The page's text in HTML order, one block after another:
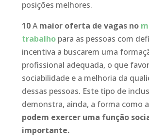
posições melhores.
10Amaior oferta de vagas no
trabalhopara as pessoas com
incentiva a buscarem uma
profissional adequada, o que
sociabilidade e a melhoria da
dessas pessoas. Este tipo de
demonstra, ainda, a forma como
podem exercer uma função
importante.